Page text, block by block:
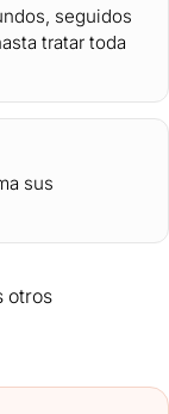
seguidos
tratar toda
sus
otros